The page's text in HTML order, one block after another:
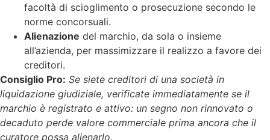
facoltà di scioglimento o prosecuzione secondo le
norme concorsuali.
Alienazione del marchio, da sola o insieme
all’azienda, per massimizzare il realizzo a favore dei
creditori.
Consiglio Pro: Se siete creditori di una società in
liquidazione giudiziale, verificate immediatamente se il
marchio è registrato e attivo: un segno non rinnovato o
decaduto perde valore commerciale prima ancora che il
curatore possa alienarlo.